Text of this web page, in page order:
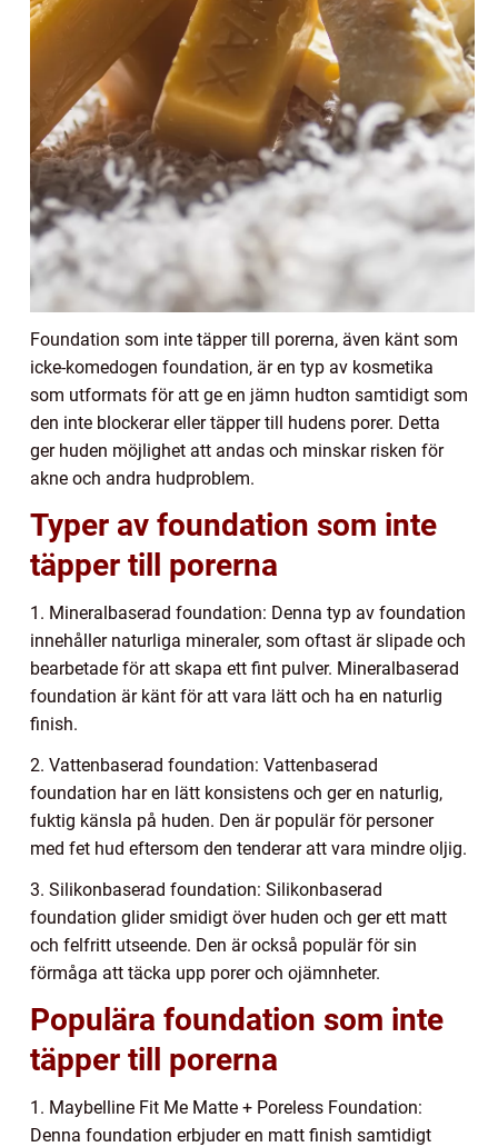
Foundation som inte täpper till porerna, även känt som
icke-komedogen foundation, är en typ av kosmetika
som utformats för att ge en jämn hudton samtidigt som
den inte blockerar eller täpper till hudens porer. Detta
ger huden möjlighet att andas och minskar risken för
akne och andra hudproblem.
Typer av foundation som inte
täpper till porerna
1. Mineralbaserad foundation: Denna typ av foundation
innehåller naturliga mineraler, som oftast är slipade och
bearbetade för att skapa ett fint pulver. Mineralbaserad
foundation är känt för att vara lätt och ha en naturlig
finish.
2. Vattenbaserad foundation: Vattenbaserad
foundation har en lätt konsistens och ger en naturlig,
fuktig känsla på huden. Den är populär för personer
med fet hud eftersom den tenderar att vara mindre oljig.
3. Silikonbaserad foundation: Silikonbaserad
foundation glider smidigt över huden och ger ett matt
och felfritt utseende. Den är också populär för sin
förmåga att täcka upp porer och ojämnheter.
Populära foundation som inte
täpper till porerna
1. Maybelline Fit Me Matte + Poreless Foundation:
Denna foundation erbjuder en matt finish samtidigt